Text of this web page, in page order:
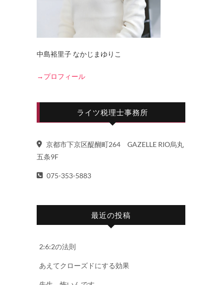
中島裕里子 なかじまゆりこ
→プロフィール
ライツ税理士事務所
京都市下京区醍醐町264 GAZELLE RIO烏丸
五条9F
075-353-5883
最近の投稿
2:6:2の法則
あえてクローズドにする効果